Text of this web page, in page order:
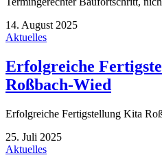
14. August 2025
Aktuelles
Erfolgreiche
Roßbach-Wied
Erfolgreiche Fertigstellung Kita
25. Juli 2025
Aktuelles